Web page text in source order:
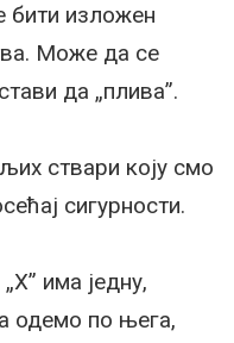
бити изложен
Може да се
да „плива”.
ствари коју смо
сигурности.
има једну,
одемо по њега,